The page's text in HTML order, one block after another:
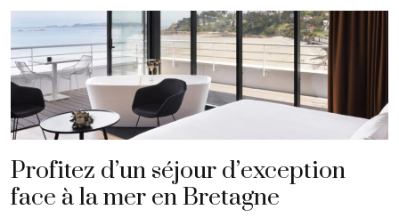
Profitez d’un séjour d’exception
face à la mer en Bretagne